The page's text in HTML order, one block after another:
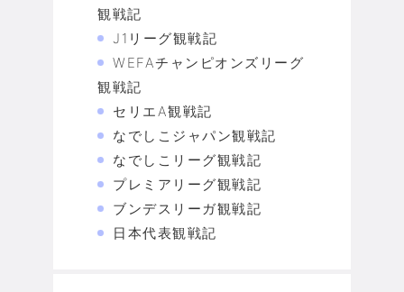
観戦記
J1リーグ観戦記
WEFAチャンピオンズリーグ
観戦記
セリエA観戦記
なでしこジャパン観戦記
なでしこリーグ観戦記
プレミアリーグ観戦記
ブンデスリーガ観戦記
日本代表観戦記